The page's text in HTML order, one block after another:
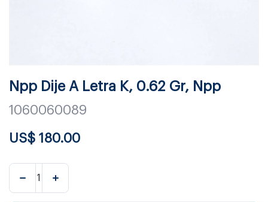
Npp Dije A Letra K, 0.62 Gr, Npp
1060060089
US$ 180.00